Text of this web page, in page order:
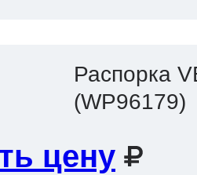
Распорка
(WP96179)
цену